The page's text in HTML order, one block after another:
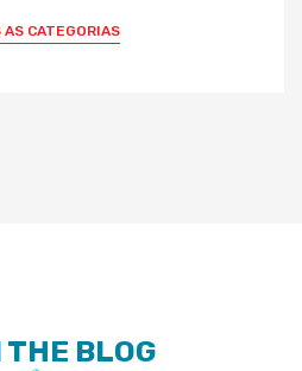
AS CATEGORIAS
THE BLOG